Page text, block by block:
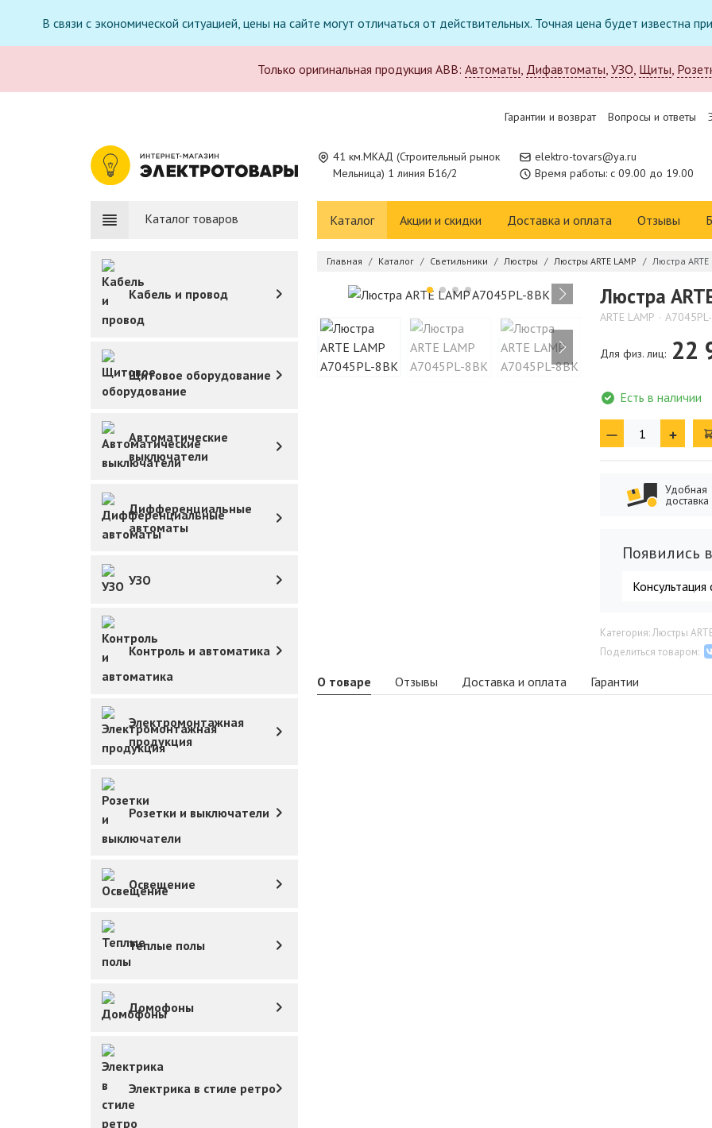
В связи с экономической ситуацией, цены на сайте могут отличаться от действительных. Точная цена будет
Только оригинальная продукция ABB: Автоматы, Дифавтоматы, УЗО, Щиты,
Гарантии и возврат Вопросы и ответы
41 км.МКАД (Строительный рынок
Мельница) 1 линия Б16/2
elektro-tovars@ya.ru
Время работы: с 09.00 до 19.00
Каталог товаров Каталог Акции и скидки Доставка и оплата Отзывы
Кабель и провод
Щитовое оборудование
Автоматические
выключатели
Дифференциальные
автоматы
УЗО
Контроль и автоматика
Электромонтажная
продукция
Розетки и выключатели
Освещение
Теплые полы
Домофоны
Электрика в стиле ретро
Главная Каталог Светильники Люстры Люстры ARTE LAMP Люстра ARTE
Люстра
ARTE LAMP
Для физ. лиц: 22
Есть в наличии
Удобная
доставка
Появились
Консультация
Категория: Люстры
Поделиться товаром:
О товаре Отзывы Доставка и оплата Гарантии